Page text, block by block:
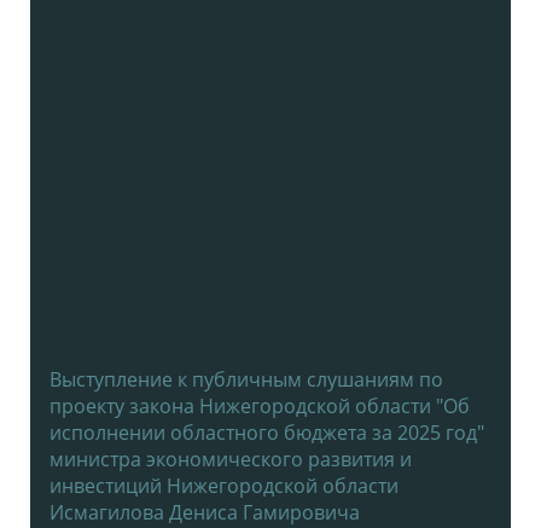
Выступление к публичным слушаниям по
проекту закона Нижегородской области "Об
исполнении областного бюджета за 2025 год"
министра экономического развития и
инвестиций Нижегородской области
Исмагилова Дениса Гамировича